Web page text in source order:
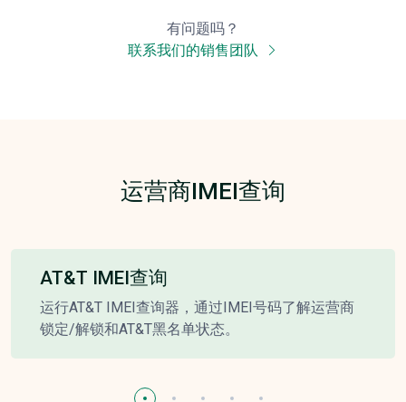
有问题吗？
联系我们的销售团队
运营商IMEI查询
AT&T IMEI查询
运行AT&T IMEI查询器，通过IMEI号码了解运营商
锁定/解锁和AT&T黑名单状态。